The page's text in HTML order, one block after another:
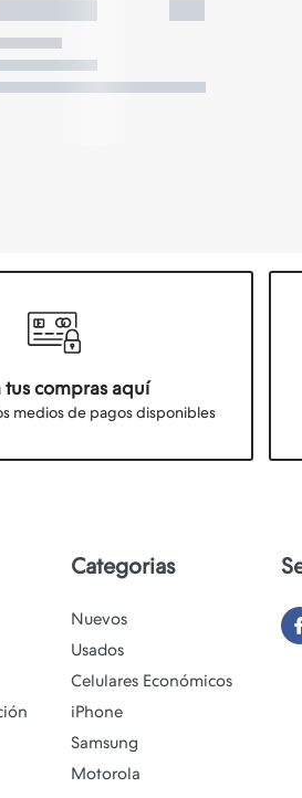
tus compras aquí
medios de pagos disponibles
Categorias
Nuevos
Usados
Celulares Económicos
iPhone
Samsung
Motorola